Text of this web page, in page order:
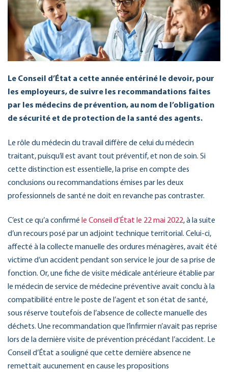
Le Conseil d’État a cette année entériné le devoir, pour
les employeurs, de suivre les recommandations faites
par les médecins de prévention, au nom de l’obligation
de sécurité et de protection de la santé des agents.
Le rôle du médecin du travail diffère de celui du médecin
traitant, puisqu’il est avant tout préventif, et non de soin. Si
cette distinction est essentielle, la prise en compte des
conclusions ou recommandations émises par les deux
professionnels de santé ne doit en revanche pas contraster.
C’est ce qu’a confirmé le Conseil d’État le 22 mai 2022, à la suite
d’un recours posé par un adjoint technique territorial. Celui-ci,
affecté à la collecte manuelle des ordures ménagères, avait été
victime d’un accident pendant son service le jour de sa prise de
fonction. Or, une fiche de visite médicale antérieure établie par
le médecin de service de médecine préventive avait conclu à la
compatibilité entre le poste de l’agent et son état de santé,
sous réserve toutefois de l’absence de collecte manuelle des
déchets. Une recommandation que l’infirmier n’avait pas reprise
lors de la dernière visite de prévention précédant l’accident. Le
Conseil d’État a souligné que cette dernière absence ne
remettait aucunement en cause les propositions